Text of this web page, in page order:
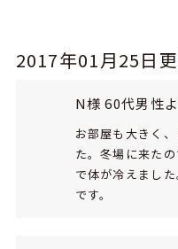
2017年01月25日
N様 60代男性
お部屋も大きく
た。冬場に来た
で体が冷えまし
です。